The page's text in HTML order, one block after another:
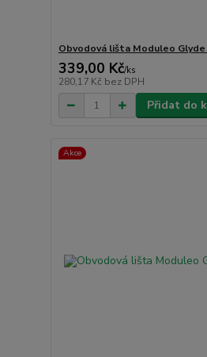
Obvodová lišta Moduleo Glyde
339,00 Kč/ks
280,17 Kč bez DPH
Přidat do
Akce